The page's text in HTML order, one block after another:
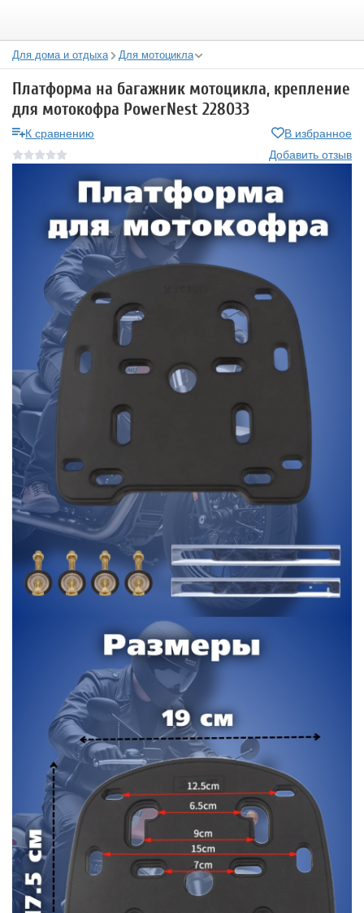
Для дома и отдыха Для мотоцикла
Платформа на багажник мотоцикла, крепление
для мотокофра PowerNest 228033
К сравнению
В избранное
Добавить отзыв